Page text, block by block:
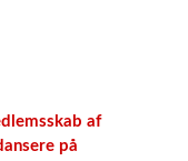
af
på